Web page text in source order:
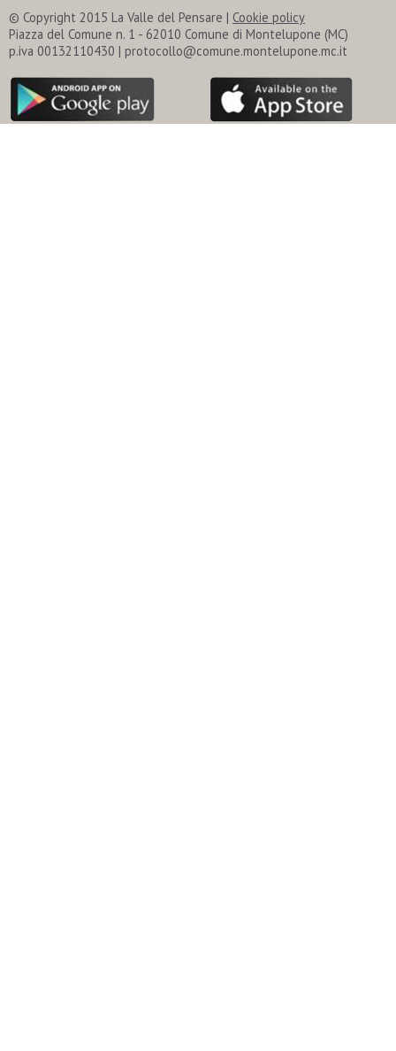
© Copyright 2015 La Valle del Pensare | Cookie policy
Piazza del Comune n. 1 - 62010 Comune di Montelupone (MC)
p.iva 00132110430 | protocollo@comune.montelupone.mc.it